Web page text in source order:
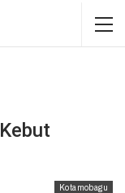
Kotamobagu